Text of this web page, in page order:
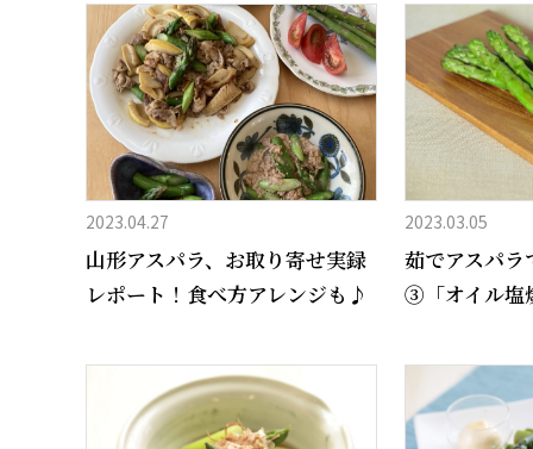
2023.04.27
山形アスパラ、お取り寄せ実録
レポート！食べ方アレンジも♪
2023.03.05
茹でアスパラ
③「オイル塩